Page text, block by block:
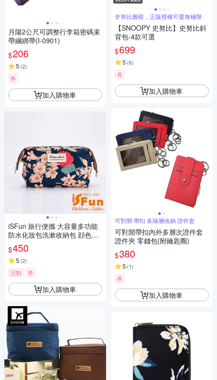
月陽2公尺可調整行李箱密碼束
帶綑綁帶(I-0901)
$206
5 (2)
券
加入購物車
iSFun 旅行便攜 大容量多功能
防水化妝包洗漱收納包 顔色可
$450
5 (2)
活動 券
加入購物車
史努比圖樣，正版授權可愛無極限
【SNOOPY 史努比】史努比斜
背包-4款可選
$699
5 (6)
券
加入購物車
可對開 帶扣 多隔層收納 證件套
可對開帶扣內外多層次證件套
證件夾 零錢包(附鑰匙圈)
$380
5 (1)
券
加入購物車